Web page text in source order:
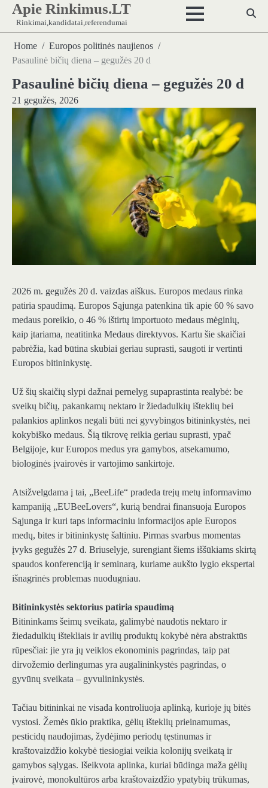
Skip
content
Apie Rinkimus.LT
Rinkimai,kandidatai,referendumai
Home
Europos politinės naujienos
Pasaulinė bičių diena – gegužės 20 d
Pasaulinė bičių diena – gegužės 20 d
21 gegužės, 2026
2026 m. gegužės 20 d. vaizdas aiškus. Europos medaus rinka
patiria spaudimą. Europos Sąjunga patenkina tik apie 60 % savo
medaus poreikio, o 46 % ištirtų importuoto medaus mėginių,
kaip įtariama, neatitinka Medaus direktyvos. Kartu šie skaičiai
pabrėžia, kad būtina skubiai geriau suprasti, saugoti ir vertinti
Europos bitininkystę.
Už šių skaičių slypi dažnai pernelyg supaprastinta realybė: be
sveikų bičių, pakankamų nektaro ir žiedadulkių išteklių bei
palankios aplinkos negali būti nei gyvybingos bitininkystės, nei
kokybiško medaus. Šią tikrovę reikia geriau suprasti, ypač
Belgijoje, kur Europos medus yra gamybos, atsekamumo,
biologinės įvairovės ir vartojimo sankirtoje.
Atsižvelgdama į tai, „BeeLife“ pradeda trejų metų informavimo
kampaniją „EUBeeLovers“, kurią bendrai finansuoja Europos
Sąjunga ir kuri taps informaciniu informacijos apie Europos
medų, bites ir bitininkystę šaltiniu. Pirmas svarbus momentas
įvyks gegužės 27 d. Briuselyje, surengiant šiems iššūkiams skirtą
spaudos konferenciją ir seminarą, kuriame aukšto lygio ekspertai
išnagrinės problemas nuodugniau.
Bitininkystės sektorius patiria spaudimą
Bitininkams šeimų sveikata, galimybė naudotis nektaro ir
žiedadulkių ištekliais ir avilių produktų kokybė nėra abstraktūs
rūpesčiai: jie yra jų veiklos ekonominis pagrindas, taip pat
dirvožemio derlingumas yra augalininkystės pagrindas, o
gyvūnų sveikata – gyvulininkystės.
Tačiau bitininkai ne visada kontroliuoja aplinką, kurioje jų bitės
vystosi. Žemės ūkio praktika, gėlių išteklių prieinamumas,
pesticidų naudojimas, žydėjimo periodų tęstinumas ir
kraštovaizdžio kokybė tiesiogiai veikia kolonijų sveikatą ir
gamybos sąlygas. Išeikvota aplinka, kuriai būdinga maža gėlių
įvairovė, monokultūros arba kraštovaizdžio ypatybių trūkumas,